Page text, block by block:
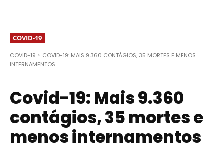
COVID-19
COVID-19
COVID-19: MAIS 9.360 CONTÁGIOS, 35 MORTES E MENOS
INTERNAMENTOS
Covid-19: Mais 9.360
contágios, 35 mortes e
menos internamentos